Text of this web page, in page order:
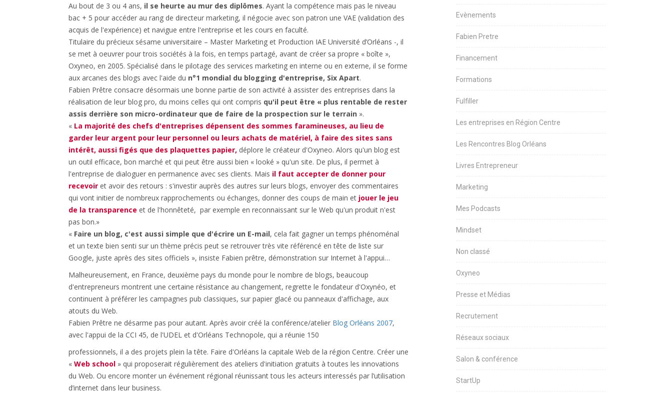
Au bout de 3 ou 4 ans, il se heurte au mur des diplômes. Ayant la compétence mais pas le niveau
bac + 5 pour accéder au rang de directeur marketing, il négocie avec son patron une VAE (validation des
acquis de l'expérience) et navigue entre l'entreprise et les cours en faculté.
Titulaire du précieux sésame universitaire – Master Marketing et Production IAE Université d’Orléans -, il
se met à oeuvrer pour trois sociétés à la fois, en temps partagé, avant de créer sa propre « boîte »,
Oxyneo, en 2005. Spécialisé dans le pilotage des services marketing en interne ou en externe, il se forme
aux arcanes des blogs avec l'aide du n°1 mondial du blogging d'entreprise, Six Apart.
Fabien Prêtre consacre désormais une bonne partie de son activité à assister des entreprises dans la
réalisation de leur blog pro, du moins celles qui ont compris qu'il peut être « plus rentable de rester
assis derrière son micro-ordinateur que de faire de la prospection sur le terrain ».
« La majorité des chefs d'entreprises dépensent des sommes faramineuses, au lieu de
garder leur argent pour leur personnel ou leurs achats de matériel, à faire des sites sans
intérêt, aussi figés que des plaquettes papier, déplore le créateur d'Oxyneo. Alors qu'un blog est
un outil efficace, bon marché et qui peut être aussi bien « looké » qu'un site. De plus, il permet à
l'entreprise de dialoguer en permanence avec ses clients. Mais il faut accepter de donner pour
recevoir et avoir des retours : s'investir auprès des autres sur leurs blogs, envoyer des commentaires
qui vont initier de nombreux rapprochements ou échanges, donner des coups de main et jouer le jeu
de la transparence et de l'honnêteté, par exemple en reconnaissant sur le Web qu'un produit n'est
pas bon.»
« Faire un blog, c'est aussi simple que d'écrire un E-mail, cela fait gagner un temps phénoménal
et un texte bien senti sur un thème précis peut se retrouver très vite référencé en tête de liste sur
Google, juste après des sites officiels », insiste Fabien prêtre, démonstration sur Internet à l'appui…
Malheureusement, en France, deuxième pays du monde pour le nombre de blogs, beaucoup
d'entrepreneurs montrent une certaine résistance au changement, regrette le fondateur d'Oxynéo, et
continuent à préférer les campagnes pub classiques, sur papier glacé ou panneaux d'affichage, aux
atouts du Web.
Fabien Prêtre ne désarme pas pour autant. Après avoir créé la conférence/atelier Blog Orléans 2007,
avec l'appui de la CCI 45, de l'UDEL et d'Orléans Technopole, qui a réunie 150
professionnels, il a des projets plein la tête. Faire d'Orléans la capitale Web de la région Centre. Créer une
« Web school » qui proposerait régulièrement des ateliers d'initiation gratuits à toutes les innovations
du Web. Ou encore monter un événement régional réunissant tous les acteurs interessés par l’utilisation
d’internet dans leur business.
Evènements
Fabien Pretre
Financement
Formations
Fulfiller
Les entreprises en Région Centre
Les Rencontres Blog Orléans
Livres Entrepreneur
Marketing
Mes Podcasts
Mindset
Non classé
Oxyneo
Presse et Médias
Recrutement
Réseaux sociaux
Salon & conférence
StartUp